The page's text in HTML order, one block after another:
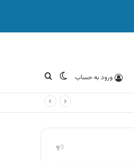
ورود به حساب تغییر پوسته
جستجو برای